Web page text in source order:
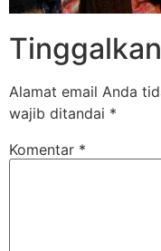
Alamat email Anda
wajib ditandai *
Komentar *